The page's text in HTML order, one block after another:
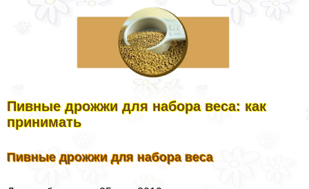
Пивные дрожжи для набора веса: как
принимать
Пивные дрожжи для набора веса